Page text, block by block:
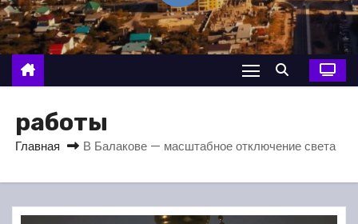
о
м
у
работы
Главная В Балакове — масштабное отключение света